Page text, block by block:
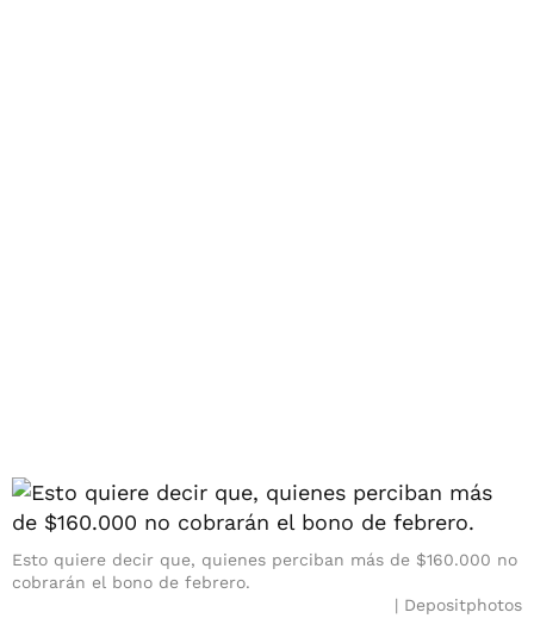
Esto quiere decir que, quienes perciban más de $160.000 no
cobrarán el bono de febrero.
Depositphotos